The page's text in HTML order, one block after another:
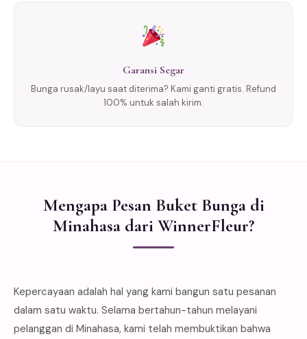
Garansi Segar
Bunga rusak/layu saat diterima? Kami ganti gratis. Refund
100% untuk salah kirim.
Mengapa Pesan Buket Bunga di
Minahasa dari WinnerFleur?
Kepercayaan adalah hal yang kami bangun satu pesanan
dalam satu waktu. Selama bertahun-tahun melayani
pelanggan di Minahasa, kami telah membuktikan bahwa